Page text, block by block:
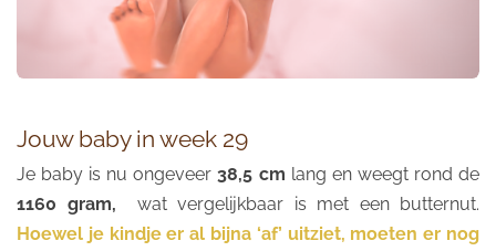
Jouw baby in week 29
Je baby is nu ongeveer38,5 cm lang en weegt rond de
1160 gram,
wat vergelijkbaar is met een butternut.
Hoewel je kindje er al bijna ‘af’ uitziet, moeten er nog